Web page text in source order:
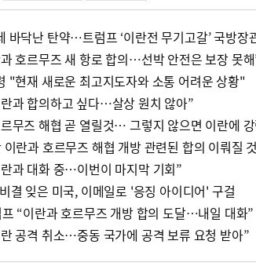
바닥난 탄약…트럼프 ‘이란전 무기고갈’ 국방장
호르무즈 새 항로 합의…선박 안전은 보장 못
"현재 새로운 최고지도자와 소통 어려운 상황"
과 합의하고 싶다…살상 원치 않아”
무즈 해협 곧 열릴것… 그렇지 않으면 이란에
란과 호르무즈 해협 개방 관련된 합의 이뤄질
과 대화 중…이번이 마지막 기회”
결 잊은 미국, 이메일로 '응징 아이디어' 구걸
“이란과 호르무즈 개방 합의 도달…내일 대화”
공격 취소…중동 국가에 공격 보류 요청 받아”